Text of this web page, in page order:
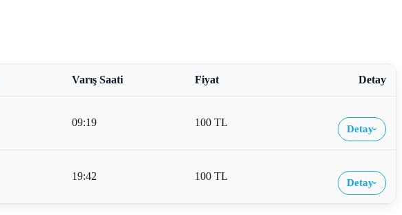
Varış Saati Fiyat Detay
09:19 100 TL
Detay›
19:42 100 TL
Detay›